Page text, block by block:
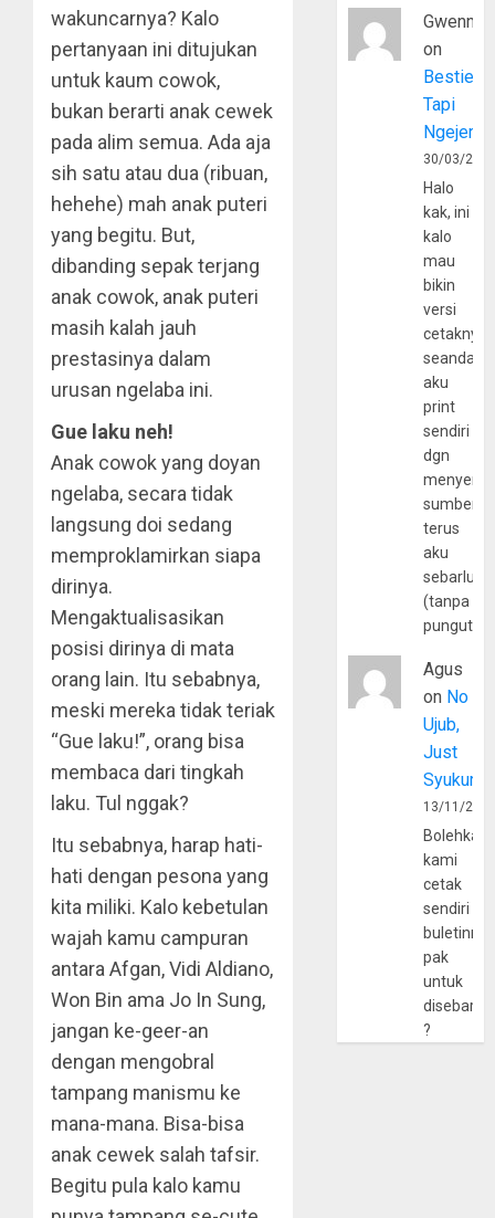
wakuncarnya? Kalo
pertanyaan ini ditujukan
untuk kaum cowok,
bukan berarti anak cewek
pada alim semua. Ada aja
sih satu atau dua (ribuan,
hehehe) mah anak puteri
yang begitu. But,
dibanding sepak terjang
anak cowok, anak puteri
masih kalah jauh
prestasinya dalam
urusan ngelaba ini.
Gue laku neh!
Anak cowok yang doyan
ngelaba, secara tidak
langsung doi sedang
memproklamirkan siapa
dirinya.
Mengaktualisasikan
posisi dirinya di mata
orang lain. Itu sebabnya,
meski mereka tidak teriak
“Gue laku!”, orang bisa
membaca dari tingkah
laku. Tul nggak?
Itu sebabnya, harap hati-
hati dengan pesona yang
kita miliki. Kalo kebetulan
wajah kamu campuran
antara Afgan, Vidi Aldiano,
Won Bin ama Jo In Sung,
jangan ke-geer-an
dengan mengobral
tampang manismu ke
mana-mana. Bisa-bisa
anak cewek salah tafsir.
Begitu pula kalo kamu
Gwenny
on
Bestie
Tapi
30/03/
Halo
kak, ini
kalo
mau
bikin
versi
cetaknya
aku
print
sendiri
dgn
sumber
terus
aku
(tanpa
Agus
on No
Ujub,
Just
Syukur
13/11/
Bolehkah
kami
cetak
sendiri
pak
untuk
?